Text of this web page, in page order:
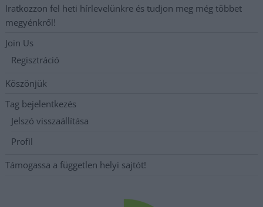
Iratkozzon fel heti hírlevelünkre és tudjon meg még többet
megyénkről!
Join Us
Regisztráció
Köszönjük
Tag bejelentkezés
Jelszó visszaállítása
Profil
Támogassa a független helyi sajtót!